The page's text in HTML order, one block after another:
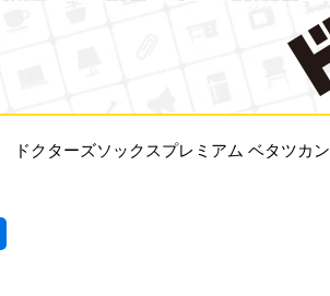
ドクターズソックスプレミアム ベタツカン